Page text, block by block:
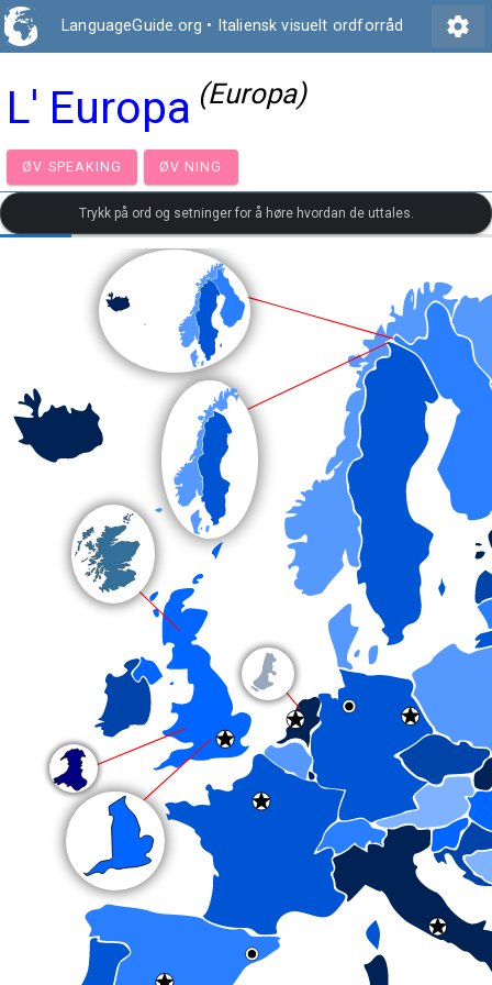
LanguageGuide.org • Italiensk visuelt ordforråd settings
L' Europa (Europa)
ØV SPEAKING ØV NING
Trykk på ord og setninger for å høre hvordan de uttales.